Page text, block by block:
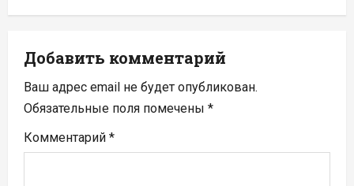
ц
и
я
п
о
Добавить комментарий
Ваш адрес email не будет опубликован.
Обязательные поля помечены *
Комментарий *